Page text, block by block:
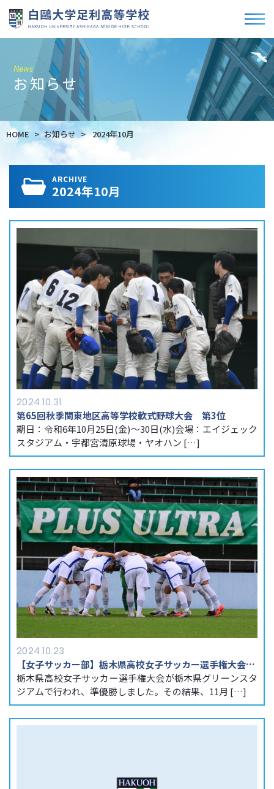
News
お知らせ
HOME お知らせ 2024年10月
ARCHIVE
2024年10月
2024.10.31
第65回秋季関東地区高等学校軟式野球大会 第3位
期日：令和6年10月25日(金)～30日(水)会場：エイジェック
スタジアム・宇都宮清原球場・ヤオハン […]
2024.10.23
【女子サッカー部】栃木県高校女子サッカー選手権大会準優勝
栃木県高校女子サッカー選手権大会が栃木県グリーンスタ
ジアムで行われ、準優勝しました。その結果、11月 […]